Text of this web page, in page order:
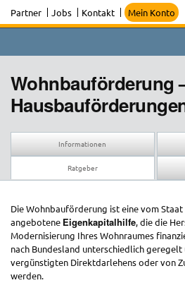
Partner Jobs Kontakt Mein Konto
Wohnbauförderung
Informationen
Ratgeber
Die Wohnbauförderung ist eine vom
angebotene Eigenkapitalhilfe, die die
Modernisierung Ihres Wohnraumes
nach Bundesland unterschiedlich geregelt
vergünstigten Direktdarlehens oder von
werden.